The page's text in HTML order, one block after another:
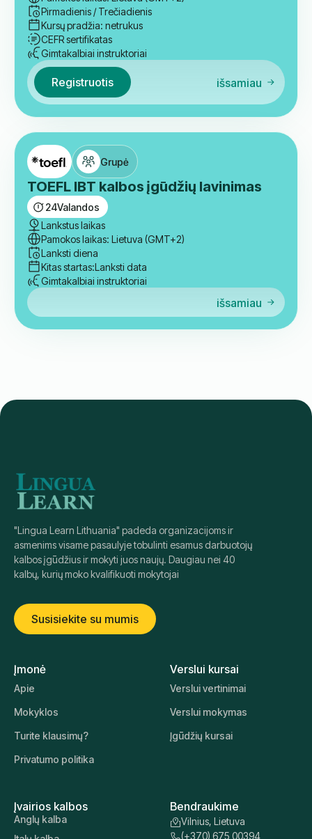
Grupė
Graikų kalbos B2.1 aukštesnio
vidutinio lygio kursas
30Akademinės valandos
€229
Pamokos laikas: Lietuva (GMT+2)
Pirmadienis / Trečiadienis
Kursų pradžia: netrukus
CEFR sertifikatas
Gimtakalbiai instruktoriai
Registruotis
Grupė
"Lingua Learn Lithuania" padeda organizacijoms ir
asmenims visame pasaulyje tobulinti esamus darbuotojų
kalbos įgūdžius ir mokyti juos naujų. Daugiau nei 40
Įmonė Verslui kursai